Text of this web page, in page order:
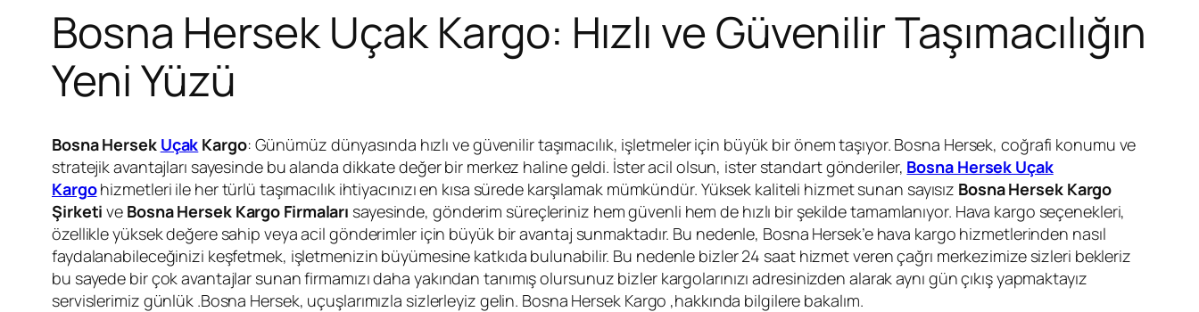
Bosna Hersek Uçak Kargo: Hızlı ve Güvenilir Taşımacılığın
Yeni Yüzü
Bosna Hersek Uçak Kargo: Günümüz dünyasında hızlı ve güvenilir taşımacılık, işletmeler için büyük bir önem taşıyor. Bosna Hersek, coğrafi konumu ve
stratejik avantajları sayesinde bu alanda dikkate değer bir merkez haline geldi. İster acil olsun, ister standart gönderiler, Bosna Hersek Uçak
Kargohizmetleri ile her türlü taşımacılık ihtiyacınızı en kısa sürede karşılamak mümkündür. Yüksek kaliteli hizmet sunan sayısız Bosna Hersek Kargo
Şirketi ve Bosna Hersek Kargo Firmaları sayesinde, gönderim süreçleriniz hem güvenli hem de hızlı bir şekilde tamamlanıyor. Hava kargo seçenekleri,
özellikle yüksek değere sahip veya acil gönderimler için büyük bir avantaj sunmaktadır. Bu nedenle, Bosna Hersek’e hava kargo hizmetlerinden nasıl
faydalanabileceğinizi keşfetmek, işletmenizin büyümesine katkıda bulunabilir. Bu nedenle bizler 24 saat hizmet veren çağrı merkezimize sizleri bekleriz
bu sayede bir çok avantajlar sunan firmamızı daha yakından tanımış olursunuz bizler kargolarınızı adresinizden alarak aynı gün çıkış yapmaktayız
servislerimiz günlük .Bosna Hersek, uçuşlarımızla sizlerleyiz gelin. Bosna Hersek Kargo ,hakkında bilgilere bakalım.